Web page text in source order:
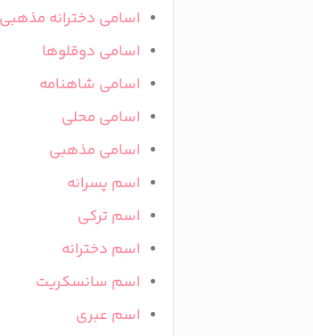
اسامی دخترانه مذهبی
اسامی دوقلوها
اسامی شاهنامه
اسامی محلی
اسامی مذهبی
اسم پسرانه
اسم ترکی
اسم دخترانه
اسم سانسکریت
اسم عبری